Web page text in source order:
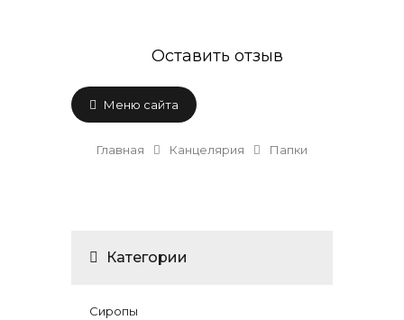
Оставить отзыв
Меню сайта
Главная Канцелярия Папки
Категории
Сиропы